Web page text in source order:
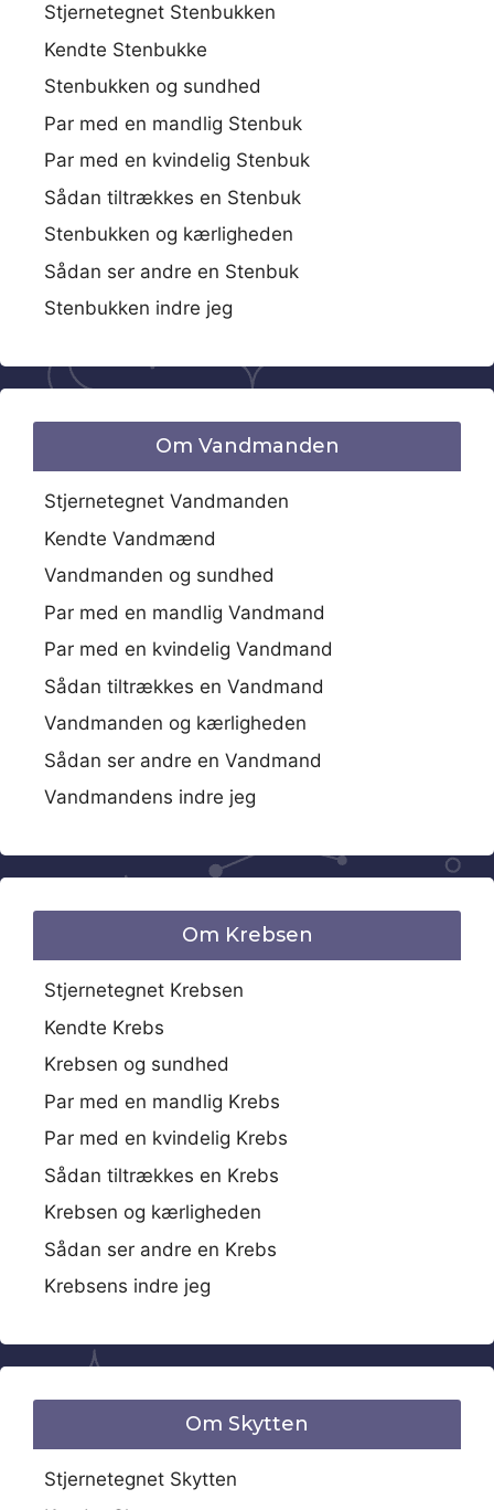
Stjernetegnet Stenbukken
Kendte Stenbukke
Stenbukken og sundhed
Par med en mandlig Stenbuk
Par med en kvindelig Stenbuk
Sådan tiltrækkes en Stenbuk
Stenbukken og kærligheden
Sådan ser andre en Stenbuk
Stenbukken indre jeg
Om Vandmanden
Stjernetegnet Vandmanden
Kendte Vandmænd
Vandmanden og sundhed
Par med en mandlig Vandmand
Par med en kvindelig Vandmand
Sådan tiltrækkes en Vandmand
Vandmanden og kærligheden
Sådan ser andre en Vandmand
Vandmandens indre jeg
Om Krebsen
Stjernetegnet Krebsen
Kendte Krebs
Krebsen og sundhed
Par med en mandlig Krebs
Par med en kvindelig Krebs
Sådan tiltrækkes en Krebs
Krebsen og kærligheden
Sådan ser andre en Krebs
Krebsens indre jeg
Om Skytten
Stjernetegnet Skytten